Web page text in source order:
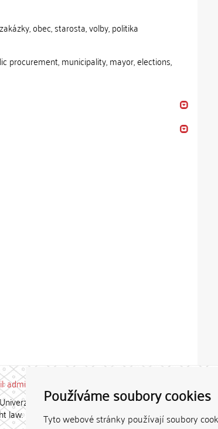
Používáme soubory cookies
Tyto webové stránky používají soubory
obec, starosta, volby, politika
procurement, municipality, mayor, elections,
admin-repozitar [at] cuni.cz
Karlovy. / Each constituent
law.